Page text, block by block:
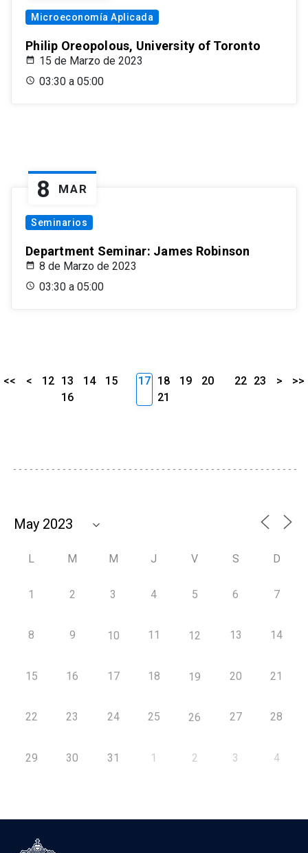
Microeconomía Aplicada
Philip Oreopolous, University of Toronto
15 de Marzo de 2023
03:30 a 05:00
8 MAR
Seminarios
Department Seminar: James Robinson
8 de Marzo de 2023
03:30 a 05:00
<< < 12 13 14
15
16
17 18 19
20
21
22 23 > >>
L M M J V S D
1 2 3 4 5 6 7
8 9 10 11 12 13 14
15 16 17 18 19 20 21
22 23 24 25 26 27 28
29 30 31 1 2 3 4